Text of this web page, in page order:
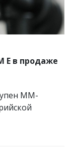
E в продаже
MM-